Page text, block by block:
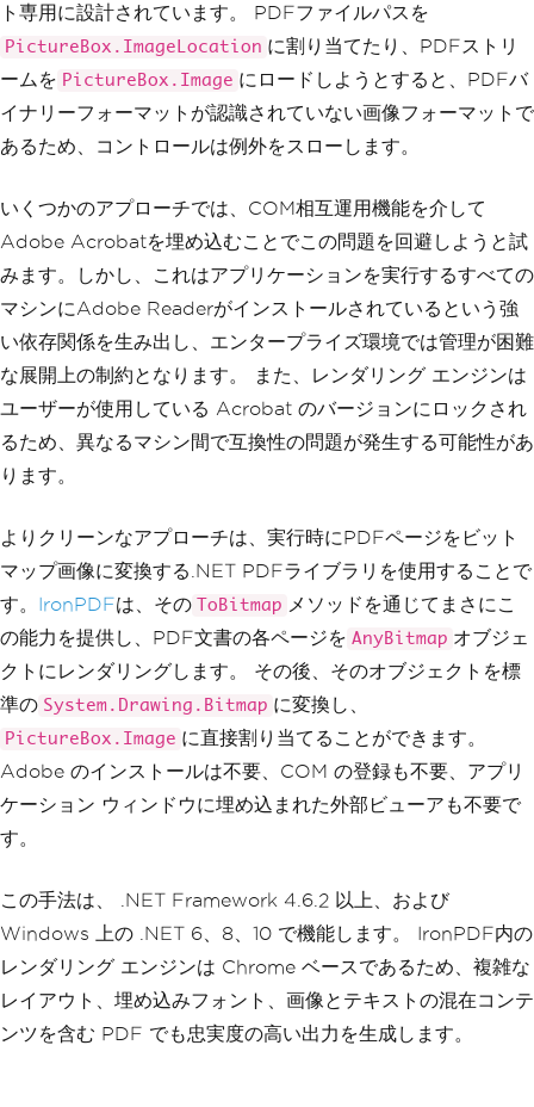
ト専用に設計されています。 PDFファイルパスを
PictureBox.ImageLocation に割り当てたり、PDFストリ
ームを PictureBox.Image にロードしようとすると、PDFバ
イナリーフォーマットが認識されていない画像フォーマットで
あるため、コントロールは例外をスローします。
いくつかのアプローチでは、COM相互運用機能を介して
Adobe Acrobatを埋め込むことでこの問題を回避しようと試
みます。しかし、これはアプリケーションを実行するすべての
マシンにAdobe Readerがインストールされているという強
い依存関係を生み出し、エンタープライズ環境では管理が困難
な展開上の制約となります。 また、レンダリング エンジンは
ユーザーが使用している Acrobat のバージョンにロックされ
るため、異なるマシン間で互換性の問題が発生する可能性があ
ります。
よりクリーンなアプローチは、実行時にPDFページをビット
マップ画像に変換する.NET PDFライブラリを使用することで
す。 IronPDFは、その ToBitmap メソッドを通じてまさにこ
の能力を提供し、PDF文書の各ページを AnyBitmap オブジェ
クトにレンダリングします。 その後、そのオブジェクトを標
準の System.Drawing.Bitmap に変換し、
PictureBox.Image に直接割り当てることができます。
Adobe のインストールは不要、COM の登録も不要、アプリ
ケーション ウィンドウに埋め込まれた外部ビューアも不要で
す。
この手法は、 .NET Framework 4.6.2 以上、および
Windows 上の .NET 6、8、10 で機能します。 IronPDF内の
レンダリング エンジンは Chrome ベースであるため、複雑な
レイアウト、埋め込みフォント、画像とテキストの混在コンテ
ンツを含む PDF でも忠実度の高い出力を生成します。